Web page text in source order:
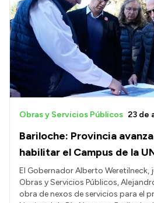
Bariloche: Provincia
habilitar el Campus de la
Obras y Servicios Públicos 23 de
El Gobernador Alberto Weretilneck,
Obras y Servicios Públicos,
obra de nexos de servicios para el